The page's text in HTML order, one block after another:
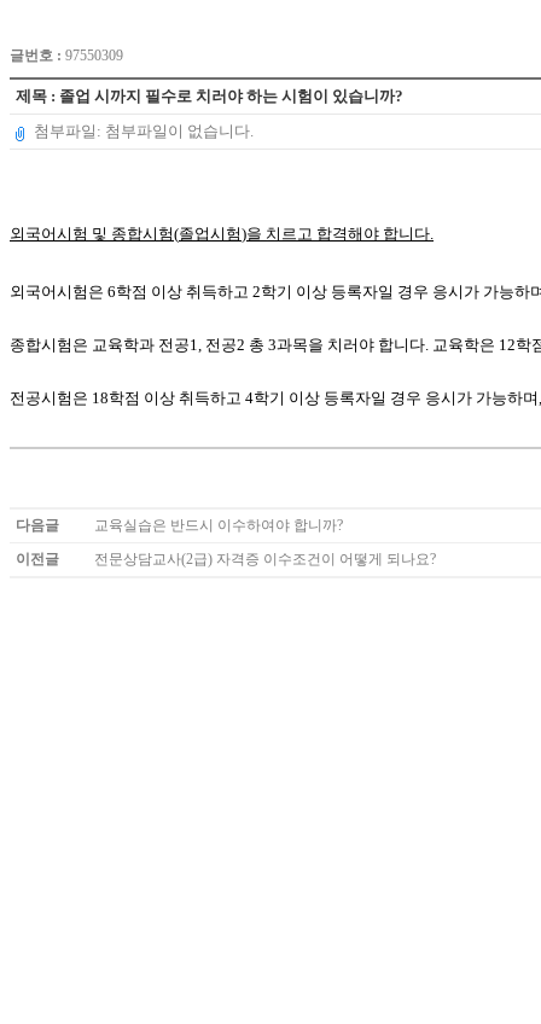
글번호 : 97550309
제목 : 졸업 시까지 필수로 치러야 하는 시험이 있습니까?
첨부파일: 첨부파일이 없습니다.
외국어시험 및 종합시험(졸업시험)을 치르고 합격해야 합니다.
외국어시험은 6학점 이상 취득하고 2학기 이상 등록자일 경우 응시가 가능하
종합시험은 교육학과 전공1, 전공2 총 3과목을 치러야 합니다. 교육학은 12학
전공시험은 18학점 이상 취득하고 4학기 이상 등록자일 경우 응시가 가능하며
다음글
교육실습은 반드시 이수하여야 합니까?
이전글
전문상담교사(2급) 자격증 이수조건이 어떻게 되나요?